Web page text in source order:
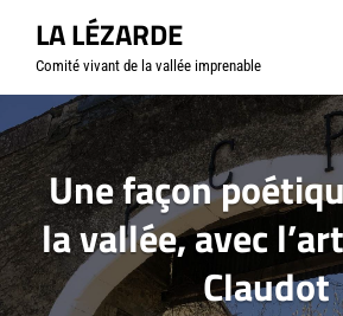
contenu
LA LÉZARDE
Comité vivant de la vallée imprenable
Une façon
la vallée, avec
Claudot